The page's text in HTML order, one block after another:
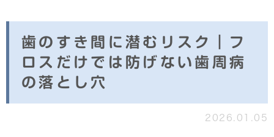
歯のすき間に潜むリスク｜フ
ロスだけでは防げない歯周病
の落とし穴
2026.01.05